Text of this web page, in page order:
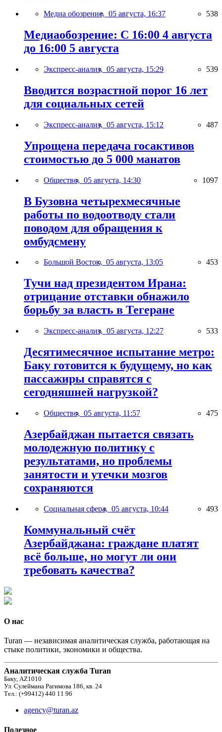
Медиа обозрение, 05 августа, 16:37 538
Медиаобозрение: С 16:00 4 августа
до 16:00 5 августа
Экспресс-анализ, 05 августа, 15:29 539
Вводится возрастной порог 16 лет
для социальных сетей
Экспресс-анализ, 05 августа, 15:12 487
Упрощена передача госактивов
стоимостью до 5 000 манатов
Общество, 05 августа, 14:30 1097
В Бузовна четырехмесячные
работы по водоотводу стали
поводом для обращения к
омбудсмену
Большой Восток, 05 августа, 13:05 453
Тучи над президентом Ирана:
отрицание отставки обнажило
борьбу за власть в Тегеране
Экспресс-анализ, 05 августа, 12:27 533
Десятимесячное испытание метро:
Баку готовится к будущему, но как
пассажиры справятся с
сегодняшней нагрузкой?
Общество, 05 августа, 11:57 475
Азербайджан пытается связать
молодежную политику с
результатами, но проблемы
занятости и утечки мозгов
сохраняются
Социальная сфера, 05 августа, 10:44 493
Коммунальный счёт
Азербайджана: граждане платят
всё больше, но могут ли они
требовать качества?
О нас
Turan — независимая аналитическая служба, работающая на
стыке политики, экономики и общества.
Аналитическая служба Turan
Баку, AZ1010
Ул. Сулеймана Рагимова 186, кв. 24
Тел.: (+99412) 440 11 96
agency@turan.az
Полезное